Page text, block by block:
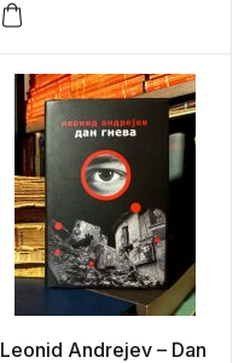
Leonid Andrejev – Dan